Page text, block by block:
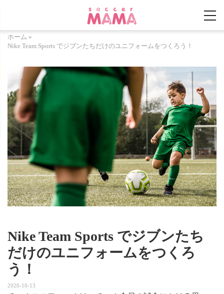
ホーム »
Nike Team Sports でジブンたちだけのユニフォームをつくろう！
Nike Team Sports でジブンたち
だけのユニフォームをつくろ
う！
2020-10-13